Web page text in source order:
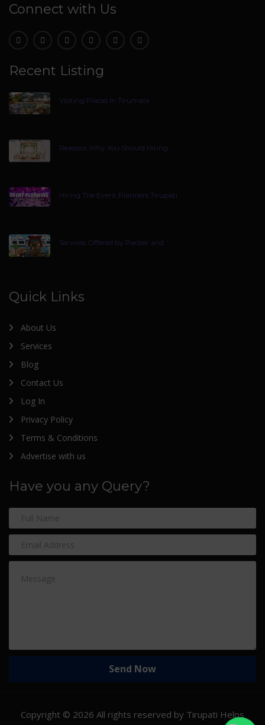
Connect with Us
Recent Listing
Visiting Places In Tirumala
Reasons Why You Should Hiring
Hiring The Event Planners Tirupati
Services Offered by Packer and
Quick Links
About Us
Services
Blog
Contact Us
Log In
Privacy Policy
Terms & Conditions
Advertise with us
Have you any Query?
Copyright © 2026 All rights reserved by Tirupati Helps